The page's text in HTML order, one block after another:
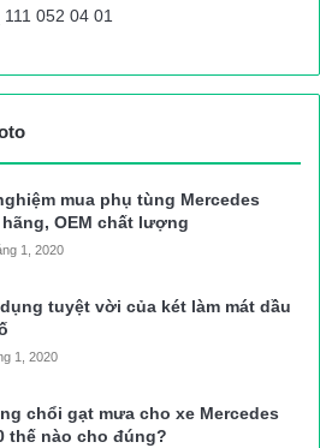
xốp chứa nội tạng ra kiểm tra tại
rơmóoc 15R-093.55 có khoảng
là nội tạng, 1 thùng cân lên được
gần 30 tấn nội tạng.
phối hợp với Đội Cảnh sát kinh tế
Đội Quản lý thị trường số 26 Hà
quyền.
Nguồn bài viết:ATGT.VN
052 04 01
mua phụ tùng Mercedes
OEM chất lượng
1, 2020
tuyệt vời của két làm mát dầu
1, 2020
chổi gạt mưa cho xe Mercedes
thế nào cho đúng?